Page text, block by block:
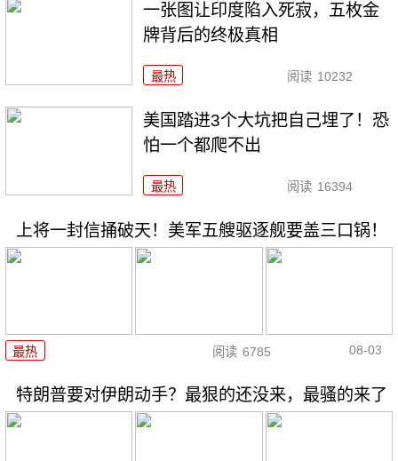
一张图让印度陷入死寂，五枚金
牌背后的终极真相
最热 阅读 10232
美国踏进3个大坑把自己埋了！恐
怕一个都爬不出
最热 阅读 16394
上将一封信捅破天！美军五艘驱逐舰要盖三口锅！
最热 阅读 6785 08-03
特朗普要对伊朗动手？最狠的还没来，最骚的来了